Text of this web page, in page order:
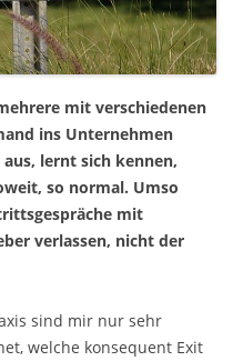
mit verschiedenen
ins Unternehmen
lernt sich kennen,
so normal. Umso
mit
verlassen, nicht der
sind mir nur sehr
welche konsequent Exit